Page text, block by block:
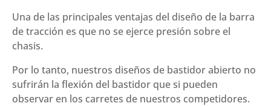
Una de las principales ventajas del diseño de la barra
de tracción es que no se ejerce presión sobre el
chasis.
Por lo tanto, nuestros diseños de bastidor abierto no
sufrirán la flexión del bastidor que si pueden
observar en los carretes de nuestros competidores.